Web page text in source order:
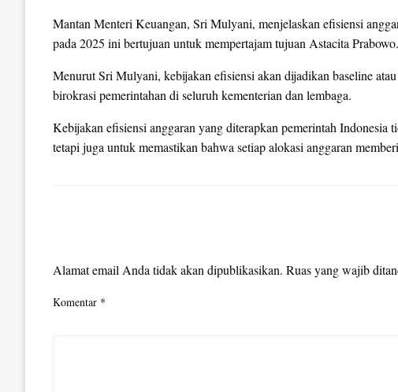
Mantan Menteri Keuangan, Sri Mulyani, menjelaskan efisiensi
pada 2025 ini bertujuan untuk mempertajam tujuan Astacita Prabowo.
Menurut Sri Mulyani, kebijakan efisiensi akan dijadikan baseline
birokrasi pemerintahan di seluruh kementerian dan lembaga.
Kebijakan efisiensi anggaran yang diterapkan pemerintah Indonesia
tetapi juga untuk memastikan bahwa setiap alokasi anggaran
Alamat email Anda tidak akan dipublikasikan. Ruas yang wajib
Komentar *